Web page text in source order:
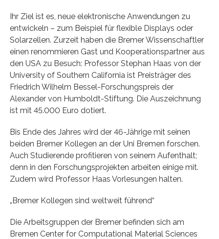
Ihr Ziel ist es, neue elektronische Anwendungen zu
entwickeln – zum Beispiel für flexible Displays oder
Solarzellen. Zurzeit haben die Bremer Wissenschaftler
einen renommieren Gast und Kooperationspartner aus
den USA zu Besuch: Professor Stephan Haas von der
University of Southern California ist Preisträger des
Friedrich Wilhelm Bessel-Forschungspreis der
Alexander von Humboldt-Stiftung. Die Auszeichnung
ist mit 45.000 Euro dotiert.
Bis Ende des Jahres wird der 46-Jährige mit seinen
beiden Bremer Kollegen an der Uni Bremen forschen.
Auch Studierende profitieren von seinem Aufenthalt;
denn in den Forschungsprojekten arbeiten einige mit.
Zudem wird Professor Haas Vorlesungen halten.
„Bremer Kollegen sind weltweit führend“
Die Arbeitsgruppen der Bremer befinden sich am
Bremen Center for Computational Material Sciences